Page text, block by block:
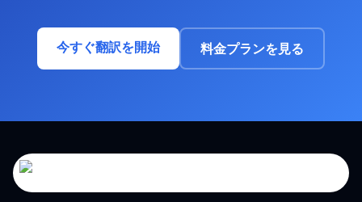
今すぐ翻訳を開始 料金プランを見る